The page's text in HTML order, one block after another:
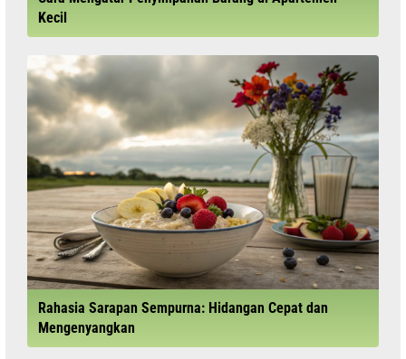
Kecil
Rahasia Sarapan Sempurna: Hidangan Cepat dan
Mengenyangkan